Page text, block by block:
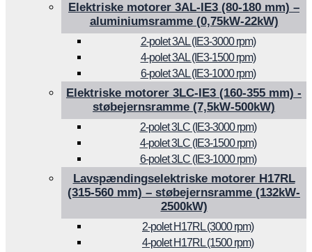
Elektriske motorer 3AL-IE3 (80-180 mm) –
aluminiumsramme (0,75kW-22kW)
2-polet 3AL (IE3-3000 rpm)
4-polet 3AL (IE3-1500 rpm)
6-polet 3AL (IE3-1000 rpm)
Elektriske motorer 3LC-IE3 (160-355 mm) -
støbejernsramme (7,5kW-500kW)
2-polet 3LC (IE3-3000 rpm)
4-polet 3LC (IE3-1500 rpm)
6-polet 3LC (IE3-1000 rpm)
Lavspændingselektriske motorer H17RL
(315-560 mm) – støbejernsramme (132kW-
2500kW)
2-polet H17RL (3000 rpm)
4-polet H17RL (1500 rpm)